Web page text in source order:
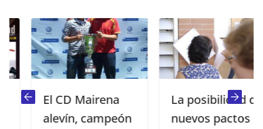
El CD Mairena
alevín, campeón
La posibilidad de
nuevos pactos